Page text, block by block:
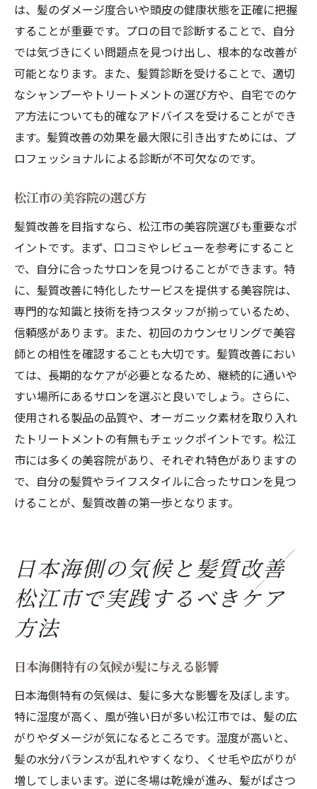
は、髪のダメージ度合いや頭皮の健康状態を正確に把握
することが重要です。プロの目で診断することで、自分
では気づきにくい問題点を見つけ出し、根本的な改善が
可能となります。また、髪質診断を受けることで、適切
なシャンプーやトリートメントの選び方や、自宅でのケ
ア方法についても的確なアドバイスを受けることができ
ます。髪質改善の効果を最大限に引き出すためには、プ
ロフェッショナルによる診断が不可欠なのです。
松江市の美容院の選び方
髪質改善を目指すなら、松江市の美容院選びも重要なポ
イントです。まず、口コミやレビューを参考にすること
で、自分に合ったサロンを見つけることができます。特
に、髪質改善に特化したサービスを提供する美容院は、
専門的な知識と技術を持つスタッフが揃っているため、
信頼感があります。また、初回のカウンセリングで美容
師との相性を確認することも大切です。髪質改善におい
ては、長期的なケアが必要となるため、継続的に通いや
すい場所にあるサロンを選ぶと良いでしょう。さらに、
使用される製品の品質や、オーガニック素材を取り入れ
たトリートメントの有無もチェックポイントです。松江
市には多くの美容院があり、それぞれ特色がありますの
で、自分の髪質やライフスタイルに合ったサロンを見つ
けることが、髪質改善の第一歩となります。
日本海側の気候と髪質改善
松江市で実践するべきケア
方法
日本海側特有の気候が髪に与える影響
日本海側特有の気候は、髪に多大な影響を及ぼします。
特に湿度が高く、風が強い日が多い松江市では、髪の広
がりやダメージが気になるところです。湿度が高いと、
髪の水分バランスが乱れやすくなり、くせ毛や広がりが
増してしまいます。逆に冬場は乾燥が進み、髪がぱさつ